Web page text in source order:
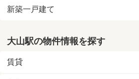
新築一戸建て
大山駅の物件情報を探す
賃貸